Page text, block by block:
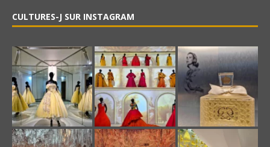
CULTURES-J SUR INSTAGRAM